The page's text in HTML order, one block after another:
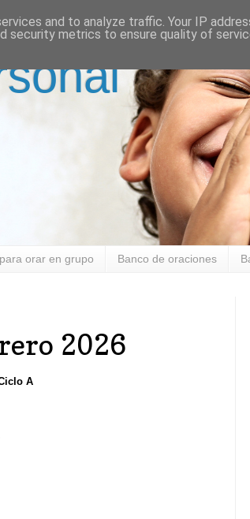
orar en grupo Banco de oraciones
2026
A
and to analyze traffic. Your IP
security metrics to ensure quality of